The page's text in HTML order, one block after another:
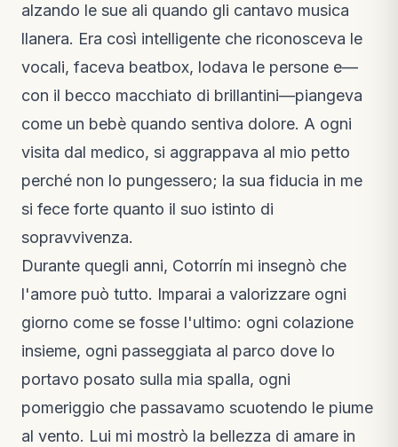
alzando le sue ali quando gli cantavo musica
llanera. Era così intelligente che riconosceva le
vocali, faceva beatbox, lodava le persone e—
con il becco macchiato di brillantini—piangeva
come un bebè quando sentiva dolore. A ogni
visita dal medico, si aggrappava al mio petto
perché non lo pungessero; la sua fiducia in me
si fece forte quanto il suo istinto di
sopravvivenza.
Durante quegli anni, Cotorrín mi insegnò che
l'amore può tutto. Imparai a valorizzare ogni
giorno come se fosse l'ultimo: ogni colazione
insieme, ogni passeggiata al parco dove lo
portavo posato sulla mia spalla, ogni
pomeriggio che passavamo scuotendo le piume
al vento. Lui mi mostrò la bellezza di amare in